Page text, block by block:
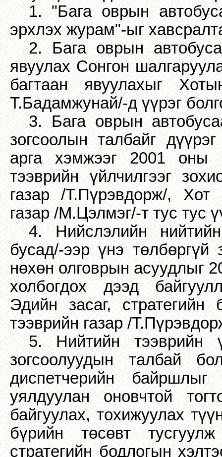
1. "Бага оврын
эрхлэх журам"-ыг
2. Бага оврын
явуулах Сонгон
багтаан явуулахыг
Т.Бадамжунай/-д үүрэг
3. Бага оврын
зогсоолын талбайг
арга хэмжээг 2001 оны
тээврийн үйлчилгээг
газар /Т.Пүрэвдорж/, Хот
газар /М.Цэлмэг/-т тус тус
4. Нийслэлийн
бусад/-ээр үнэ төлбөргүй
нөхөн олговрын асуудлыг
холбогдох дээд
Эдийн засаг,
тээврийн газар /
5. Нийтийн тээврийн
зогсоолуудын талбай
диспетчерийн байршлыг
уялдуулан оновчтой
байгуулах, тохижуулах
бүрийн төсөвт
стратегийн бодлогын